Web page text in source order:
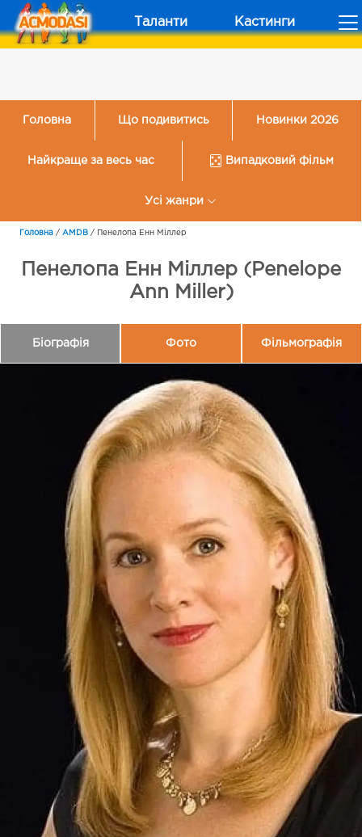
Таланти Кастинги
Головна Що подивитись Новинки 2026
Найкраще за весь час Випадковий фільм
Усі жанри
Головна / AMDB / Пенелопа Енн Міллер
Пенелопа Енн Міллер (Penelope
Ann Miller)
Біографія Фото Фільмографія